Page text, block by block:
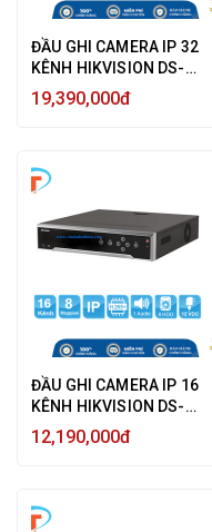
ĐẦU GHI CAMERA IP 32
KÊNH HIKVISION DS-
9632NI-I8 12MP, 8 HDD
SATA - HÀNG CHÍNH
19,390,000đ
ĐẦU GHI CAMERA IP 16
KÊNH HIKVISION DS-
8616NI-K8, 8 SATA HDD,
HDMI 4K, VGA, ESATA,
12,190,000đ